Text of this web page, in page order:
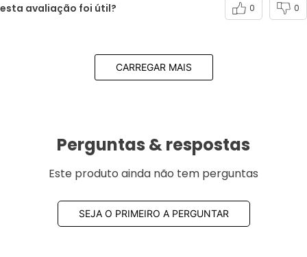
esta avaliação foi útil? 0 0
CARREGAR MAIS
Perguntas & respostas
Este produto ainda não tem perguntas
SEJA O PRIMEIRO A PERGUNTAR